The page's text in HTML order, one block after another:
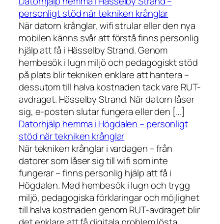
personligt stöd när tekniken krånglar
När datorn krånglar, wifi strular eller den nya
mobilen känns svår att förstå finns personlig
hjälp att få i Hässelby Strand. Genom
hembesök i lugn miljö och pedagogiskt stöd
på plats blir tekniken enklare att hantera –
dessutom till halva kostnaden tack vare RUT-
avdraget. Hässelby Strand. När datorn låser
sig, e-posten slutar fungera eller den […]
Datorhjälp hemma i Högdalen – personligt
stöd när tekniken krånglar
När tekniken krånglar i vardagen – från
datorer som låser sig till wifi som inte
fungerar – finns personlig hjälp att få i
Högdalen. Med hembesök i lugn och trygg
miljö, pedagogiska förklaringar och möjlighet
till halva kostnaden genom RUT-avdraget blir